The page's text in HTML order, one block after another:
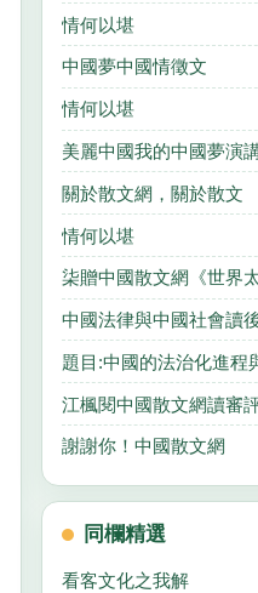
情何以堪
中國夢中國情徵文
情何以堪
美麗中國我的中國夢演
關於散文網，關於散文
情何以堪
中國法律與中國社會讀
題目:中國的法治化進程
江楓閱中國散文網讀審
謝謝你！中國散文網
同欄精選
看客文化之我解